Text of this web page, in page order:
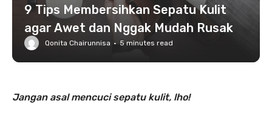
9 Tips Membersihkan Sepatu Kulit
agar Awet dan Nggak Mudah Rusak
Qonita Chairunnisa · 5 minutes read
Jangan asal mencuci sepatu kulit, lho!